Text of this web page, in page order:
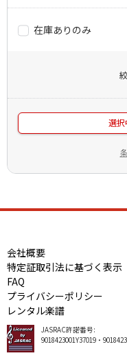
在庫ありのみ
選
会社概要
特定証取引法に基づく表示
FAQ
プライバシーポリシー
レンタル楽譜
JASRAC許諾番号:
9018423001Y37019・